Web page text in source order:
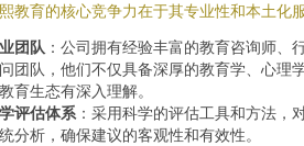
教育的核心竞争力在于其专业性和本土化服
团队 ：公司拥有经验丰富的教育咨询师、
团队，他们不仅具备深厚的教育学、心理
育生态有深入理解。
评估体系 ：采用科学的评估工具和方法，
分析，确保建议的客观性和有效性。